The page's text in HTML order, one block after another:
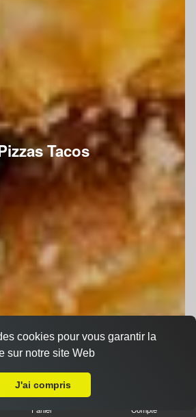
Tacos
Panier Compte
cookies pour vous garantir la
sur notre site Web
J'ai compris